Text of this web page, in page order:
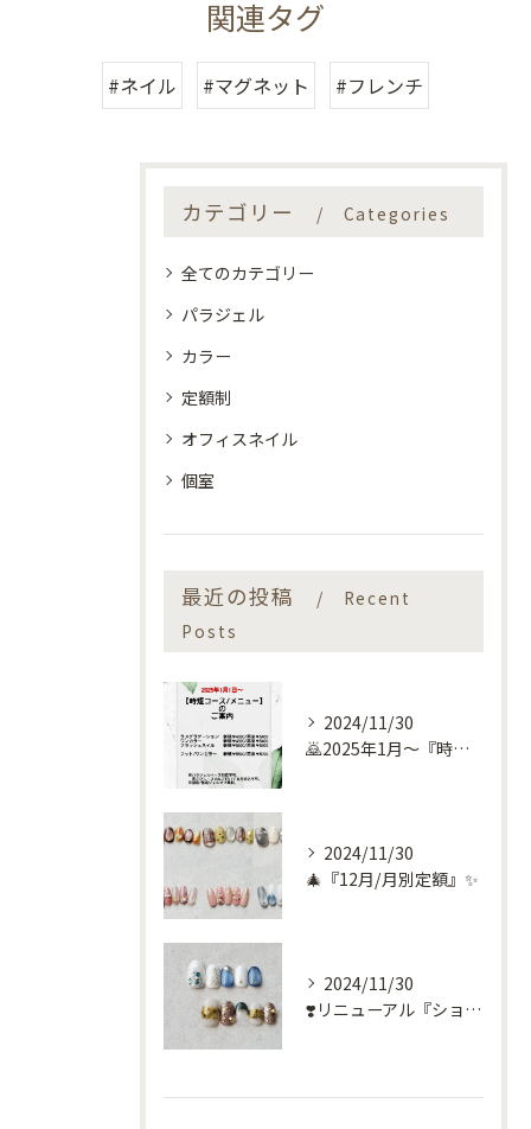
関連タグ
#ネイル #マグネット #フレンチ
カテゴリー Categories
全てのカテゴリー
パラジェル
カラー
定額制
オフィスネイル
個室
最近の投稿
Recent
Posts
2024/11/30
🙇2025年1月～『時短コース』のお知らせ🙇
2024/11/30
🎄『12月/月別定額』✨
2024/11/30
❣️リニューアル『ショートネイル定額』❣️